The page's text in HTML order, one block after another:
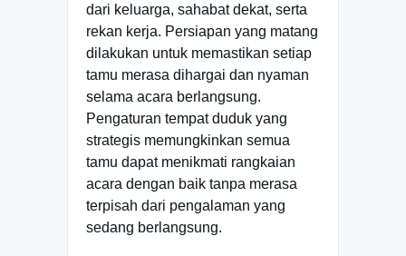
dari keluarga, sahabat dekat, serta
rekan kerja. Persiapan yang matang
dilakukan untuk memastikan setiap
tamu merasa dihargai dan nyaman
selama acara berlangsung.
Pengaturan tempat duduk yang
strategis memungkinkan semua
tamu dapat menikmati rangkaian
acara dengan baik tanpa merasa
terpisah dari pengalaman yang
sedang berlangsung.